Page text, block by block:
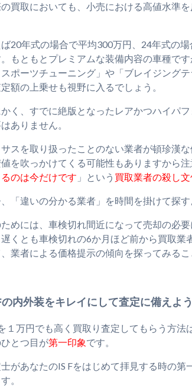
買取においても、小売における高値水準
20年式の場合で平均300万円、24年式の
。もともとプレミアムな装備内容の車種で
スポーツチューニング」や「ブレイジング
額の上乗せも視野に入るでしょう。
かく、すでに絶版となったレアかつハイパ
ありません。
サスを取り扱ったことのない業者が頓珍漢
を吹っかけてくる可能性もありますから
のは今だけです 」という 買取業者の殺し
「違いの分かる業者」を時間を掛けて探す
めには、車検切れ間近になって売却の必
遅くとも車検切れの6か月ほど前から買取
業者による価格提示の傾向を探ってみるこ
内外装をキレイにして査定に備えよう
１万円でも高く買取り査定してもらう方法
とつ目が第一印象です。
があなたのIS Fをはじめて拝見する時の
。